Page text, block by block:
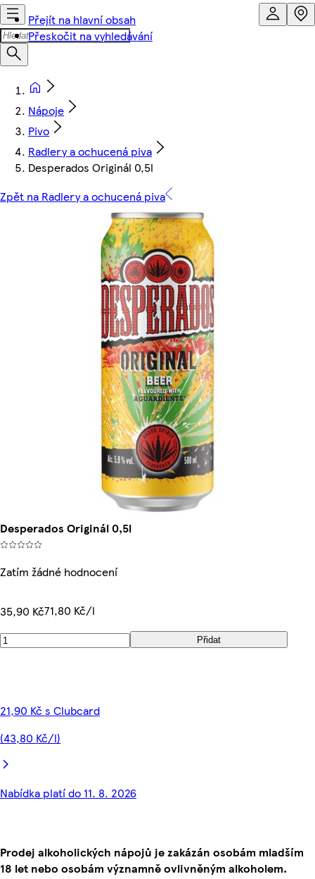
Přejít na hlavní obsah
Přeskočit na vyhledávání
Nápoje
Pivo
Radlery a ochucená piva
Desperados Originál 0,5l
Zpět na Radlery a ochucená piva
Desperados Originál 0,5l
Zatím žádné hodnocení
35,90 Kč71,80 Kč/l
Přidat
21,90 Kč s Clubcard
(43,80 Kč/l)
Nabídka platí do 11. 8. 2026
Prodej alkoholických nápojů je zakázán osobám mladším
18 let nebo osobám významně ovlivněným alkoholem.